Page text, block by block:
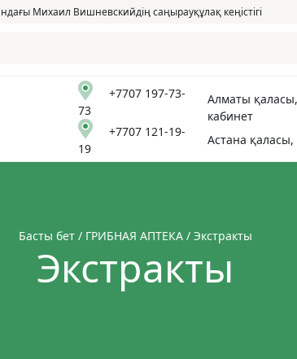
Михаил Вишневскийдің саңырауқұлақ кеңістігі
+7707 197-73-
73
+7707 121-19-
19
Алматы
кабинет
Астана
Басты бет/ ГРИБНАЯ АПТЕКА/ Экстракты
Экстракты